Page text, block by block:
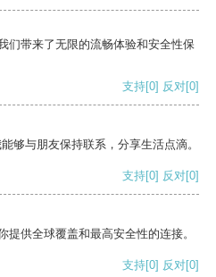
们带来了无限的流畅体验和安全性保
支持[0] 反对[0]
够与朋友保持联系，分享生活点滴。
支持[0] 反对[0]
供全球覆盖和最高安全性的连接。
支持[0] 反对[0]